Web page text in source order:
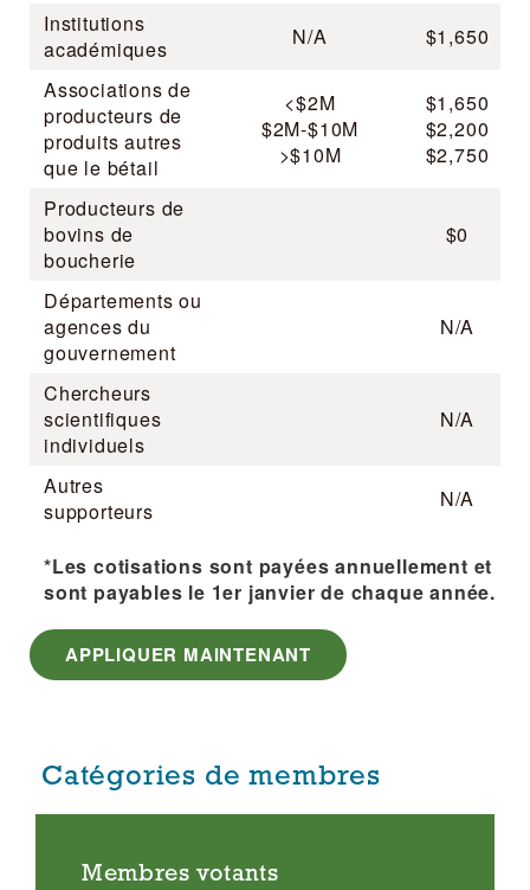
Institutions
académiques
N/A
$1,650
Associations de
producteurs de
produits autres
que le bétail
<$2M
$2M-$10M
>$10M
$1,650
$2,200
$2,750
Producteurs de
bovins de
boucherie
$0
Départements ou
agences du
gouvernement
N/A
Chercheurs
scientifiques
individuels
N/A
Autres
supporteurs
N/A
*Les cotisations sont payées annuellement et
sont payables le 1er janvier de chaque année.
APPLIQUER MAINTENANT
Catégories de membres
Membres votants